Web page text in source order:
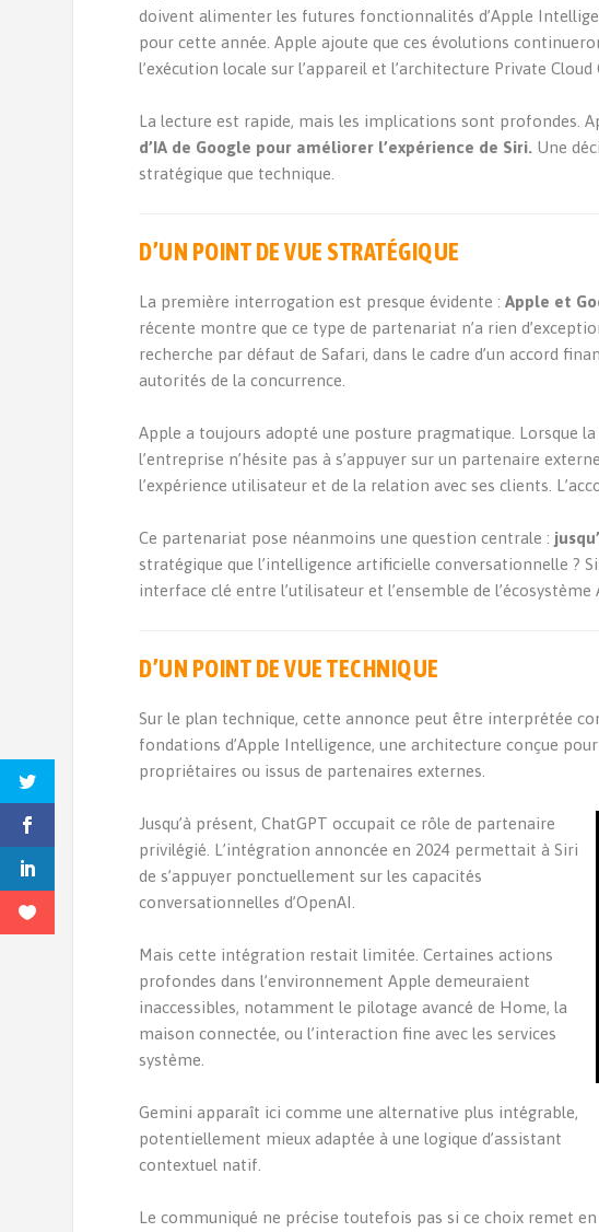
doivent alimenter les futures fonctionnalités d’Apple
pour cette année. Apple ajoute que ces évolutions
l’exécution locale sur l’appareil et l’architecture Private Cloud
La lecture est rapide, mais les implications sont profondes.
d’IA de Google pour améliorer l’expérience de Siri. Une
stratégique que technique.
D’UN POINT DE VUE STRATÉGIQUE
La première interrogation est presque évidente :Apple et
récente montre que ce type de partenariat n’a rien
recherche par défaut de Safari, dans le cadre d’un accord
autorités de la concurrence.
Apple a toujours adopté une posture pragmatique. Lorsque
l’entreprise n’hésite pas à s’appuyer sur un partenaire
l’expérience utilisateur et de la relation avec ses clients.
Ce partenariat pose néanmoins une question centrale :
stratégique que l’intelligence artificielle conversationnelle ?
interface clé entre l’utilisateur et l’ensemble de l’écosystème
D’UN POINT DE VUE TECHNIQUE
Sur le plan technique, cette annonce peut être interprétée
fondations d’Apple Intelligence, une architecture conçue
propriétaires ou issus de partenaires externes.
Jusqu’à présent, ChatGPT occupait ce rôle de partenaire
privilégié. L’intégration annoncée en 2024 permettait à Siri
de s’appuyer ponctuellement sur les capacités
conversationnelles d’OpenAI.
Mais cette intégration restait limitée. Certaines actions
profondes dans l’environnement Apple demeuraient
inaccessibles, notamment le pilotage avancé de Home, la
maison connectée, ou l’interaction fine avec les services
système.
Gemini apparaît ici comme une alternative plus intégrable,
potentiellement mieux adaptée à une logique d’assistant
contextuel natif.
Le communiqué ne précise toutefois pas si ce choix remet